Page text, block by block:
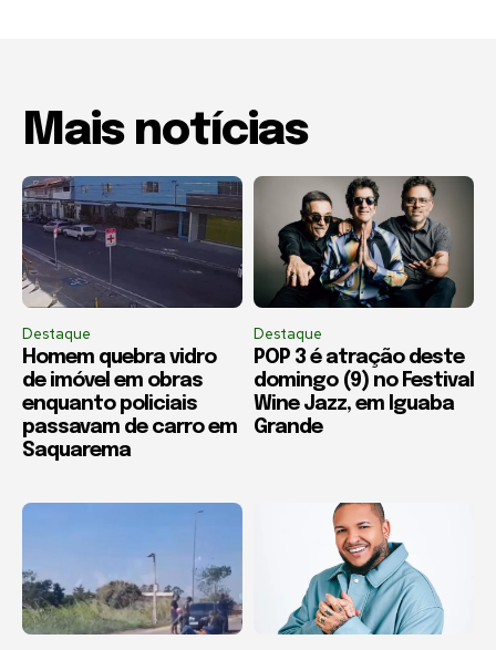
Mais notícias
Destaque
Homem quebra vidro
de imóvel em obras
enquanto policiais
passavam de carro em
Saquarema
Destaque
POP 3 é atração deste
domingo (9) no Festival
Wine Jazz, em Iguaba
Grande